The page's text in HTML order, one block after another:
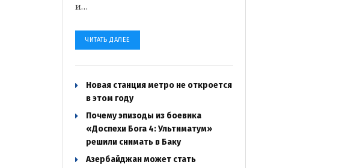
и…
ЧИТАТЬ ДАЛЕЕ
Новая станция метро не откроется
в этом году
Почему эпизоды из боевика
«Доспехи Бога 4: Ультиматум»
решили снимать в Баку
Азербайджан может стать